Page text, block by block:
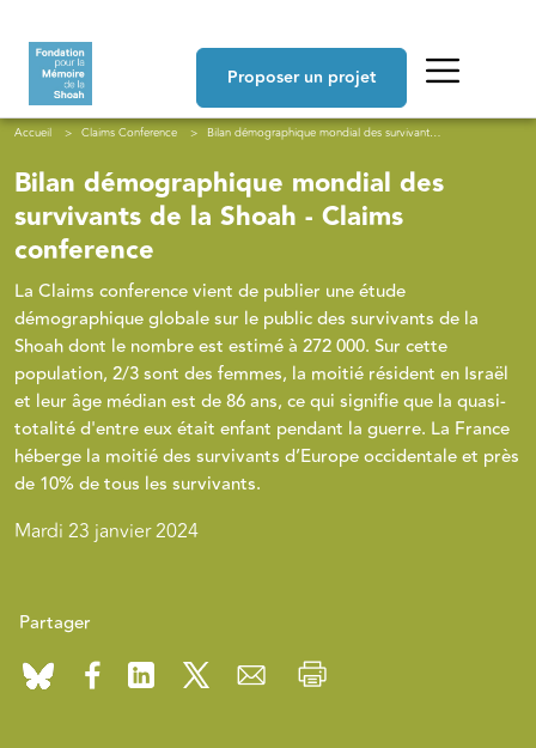
Proposer un projet
Fil d'Ariane
Accueil Claims Conference Bilan démographique mondial des survivants de la Shoah - Claims conference
Bilan démographique mondial des
survivants de la Shoah - Claims
conference
La Claims conference vient de publier une étude
démographique globale sur le public des survivants de la
Shoah dont le nombre est estimé à 272 000. Sur cette
population, 2/3 sont des femmes, la moitié résident en Israël
et leur âge médian est de 86 ans, ce qui signifie que la quasi-
totalité d'entre eux était enfant pendant la guerre. La France
héberge la moitié des survivants d’Europe occidentale et près
de 10% de tous les survivants.
Mardi 23 janvier 2024
Partager